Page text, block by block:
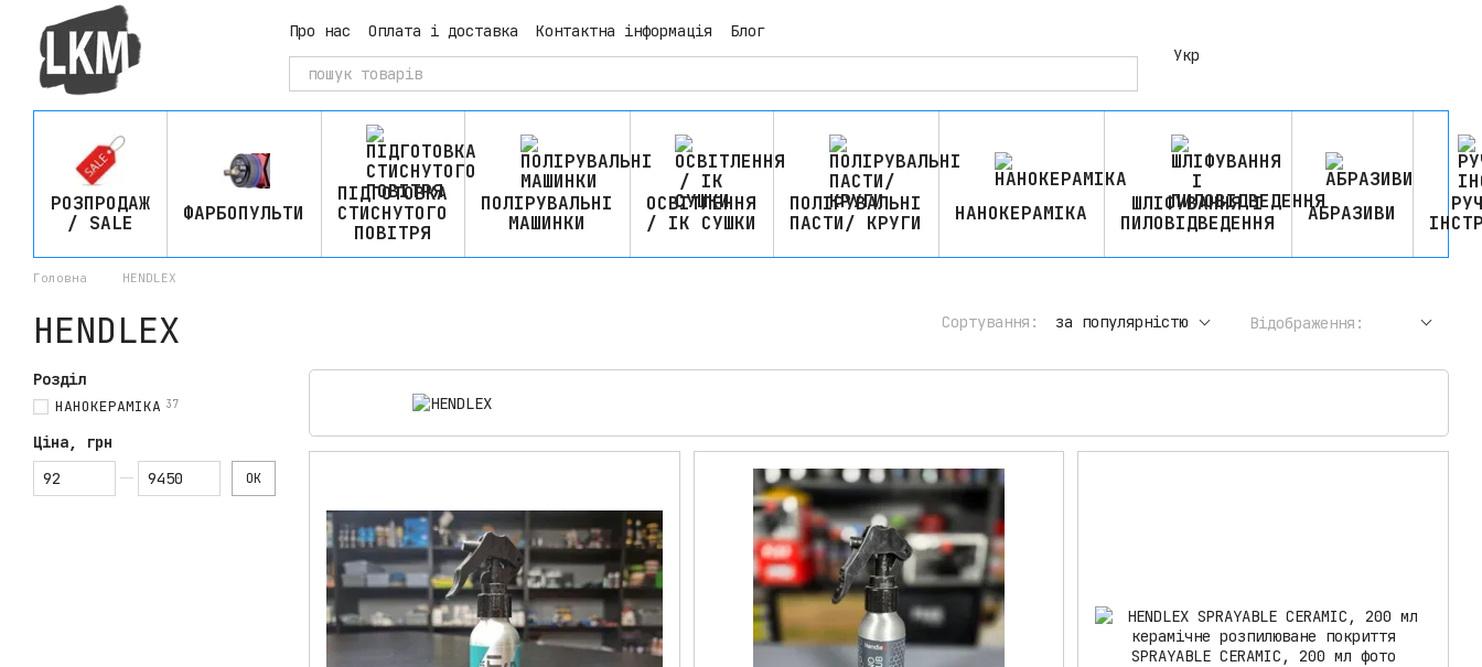
Перейти до основного контенту
Про нас Оплата і доставка Контактна інформація
Блог
Укр
РОЗПРОДАЖ
/ SALE
ФАРБОПУЛЬТИ
ПІДГОТОВКА
СТИСНУТОГО
ПОВІТРЯ
ПОЛІРУВАЛЬНІ
МАШИНКИ
ОСВІТЛЕННЯ
/ ІК СУШКИ
ПОЛІРУВАЛЬНІ
ПАСТИ/ КРУГИ
НАНОКЕРАМІКА
ШЛІФУВАННЯ І
ПИЛОВІДВЕДЕННЯ
АБРАЗИВИ
Головна HENDLEX
HENDLEX Сортування: за популярністю Відображення:
Розділ
НАНОКЕРАМІКА 37
Ціна, грн
Від Ціна, грн
До Ціна, грн ОК